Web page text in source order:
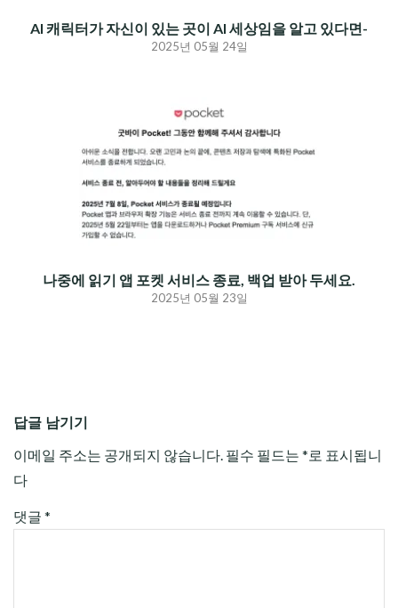
AI 캐릭터가 자신이 있는 곳이 AI 세상임을 알고 있다면-
2025년 05월 24일
나중에 읽기 앱 포켓 서비스 종료, 백업 받아 두세요.
2025년 05월 23일
답글 남기기
이메일 주소는 공개되지 않습니다. 필수 필드는 * 로 표시됩니
다
댓글 *